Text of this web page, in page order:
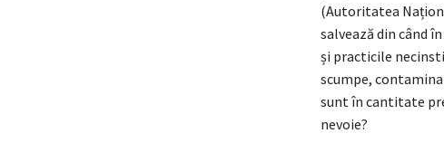
(Autoritatea
salvează din când
și practicile
scumpe,
sunt în cantitate
nevoie?